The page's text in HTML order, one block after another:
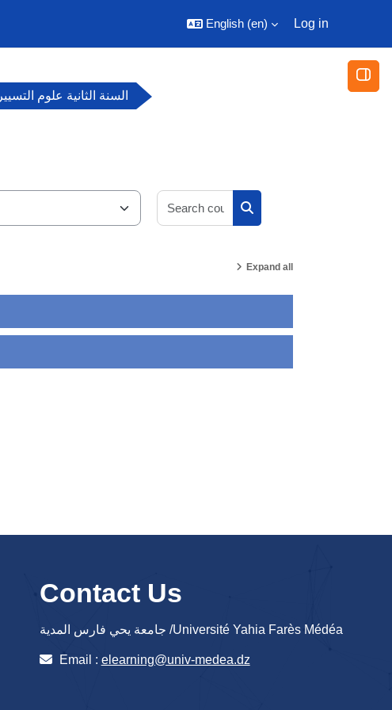
English ‎(en)‎ Log in
السنة الثانية علوم التسيير
Search courses
Expand all
Contact Us
جامعة يحي فارس المدية /Université Yahia Farès Médéa
Email : elearning@univ-medea.dz